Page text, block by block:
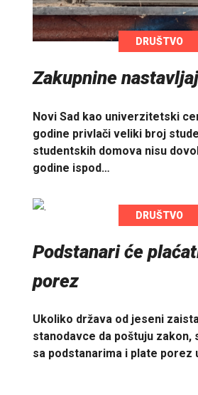
DRUŠTVO
Zakupnine
Novi Sad kao univerzitetski
godine privlači veliki broj
studentskih domova nisu
godine ispod…
DRUŠTVO
Podstanari će
porez
Ukoliko država od jeseni
stanodavce da poštuju zakon,
sa podstanarima i plate porez